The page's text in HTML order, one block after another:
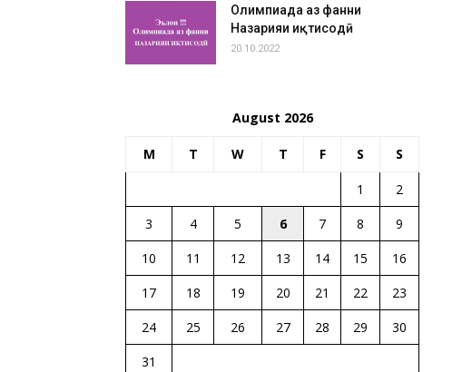
Олимпиада аз фанни
Назарияи иқтисодӣ
20.10.2022
August 2026
M T W T F S S
1
2
3
4 5 6 7 8
9
10
11 12 13 14 15
16
17
18 19 20 21 22
23
24
25 26 27 28 29
30
31